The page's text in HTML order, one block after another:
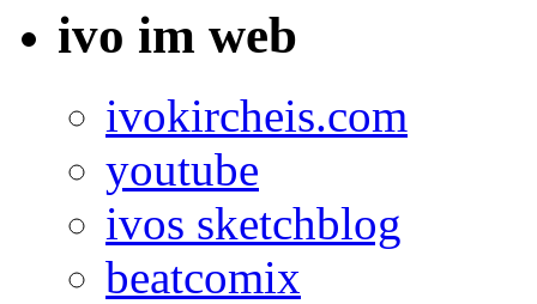
ivo im web
ivokircheis.com
youtube
ivos sketchblog
beatcomix